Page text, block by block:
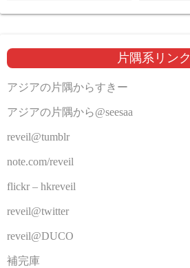
片隅系リンク
アジアの片隅からすきー
アジアの片隅から@seesaa
reveil@tumblr
note.com/reveil
flickr – hkreveil
reveil@twitter
reveil@DUCO
補完庫